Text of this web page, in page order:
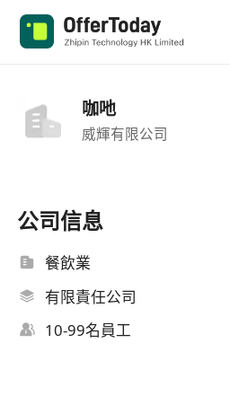
咖吔
威輝有限公司
公司信息
餐飲業
有限責任公司
10-99名員工